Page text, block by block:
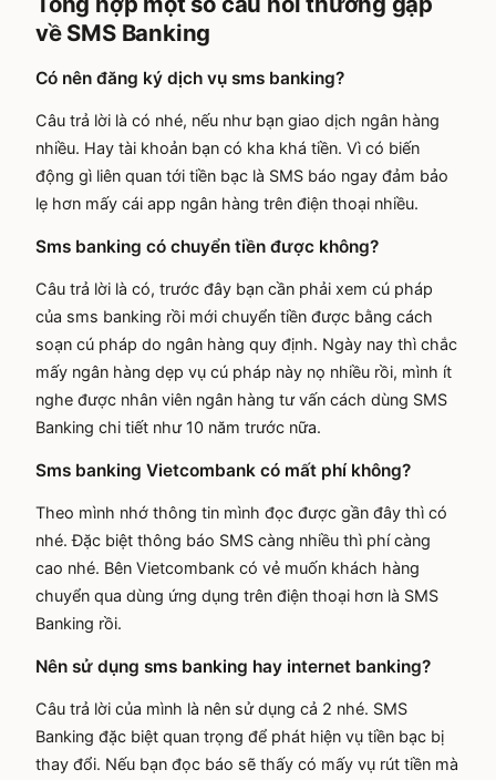
về SMS Banking
Có nên đăng ký dịch vụ sms banking?
Câu trả lời là có nhé, nếu như bạn giao dịch ngân hàng
nhiều. Hay tài khoản bạn có kha khá tiền. Vì có biến
động gì liên quan tới tiền bạc là SMS báo ngay đảm bảo
lẹ hơn mấy cái app ngân hàng trên điện thoại nhiều.
Sms banking có chuyển tiền được không?
Câu trả lời là có, trước đây bạn cần phải xem cú pháp
của sms banking rồi mới chuyển tiền được bằng cách
soạn cú pháp do ngân hàng quy định. Ngày nay thì chắc
mấy ngân hàng dẹp vụ cú pháp này nọ nhiều rồi, mình ít
nghe được nhân viên ngân hàng tư vấn cách dùng SMS
Banking chi tiết như 10 năm trước nữa.
Sms banking Vietcombank có mất phí không?
Theo mình nhớ thông tin mình đọc được gần đây thì có
nhé. Đặc biệt thông báo SMS càng nhiều thì phí càng
cao nhé. Bên Vietcombank có vẻ muốn khách hàng
chuyển qua dùng ứng dụng trên điện thoại hơn là SMS
Banking rồi.
Nên sử dụng sms banking hay internet banking?
Câu trả lời của mình là nên sử dụng cả 2 nhé. SMS
Banking đặc biệt quan trọng để phát hiện vụ tiền bạc bị
thay đổi. Nếu bạn đọc báo sẽ thấy có mấy vụ rút tiền mà